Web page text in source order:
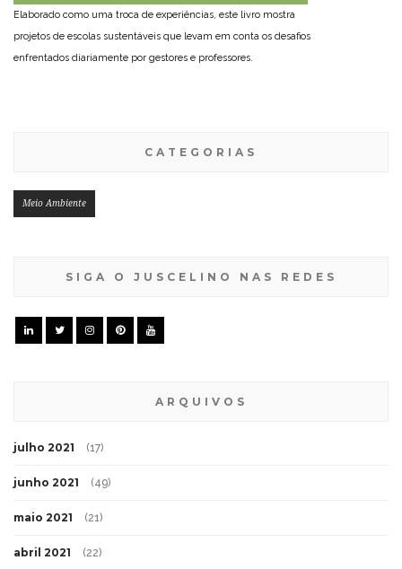
Elaborado como uma troca de experiências, este livro mostra
projetos de escolas sustentáveis que levam em conta os desafios
enfrentados diariamente por gestores e professores.
CATEGORIAS
Meio Ambiente
SIGA O JUSCELINO NAS REDES
ARQUIVOS
julho 2021 (17)
junho 2021 (49)
maio 2021 (21)
abril 2021 (22)